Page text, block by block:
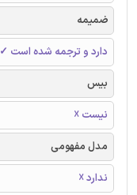
ضمیمه
دارد و ترجمه شده است ✓
بیس
نیست ☓
مدل مفهومی
ندارد ☓